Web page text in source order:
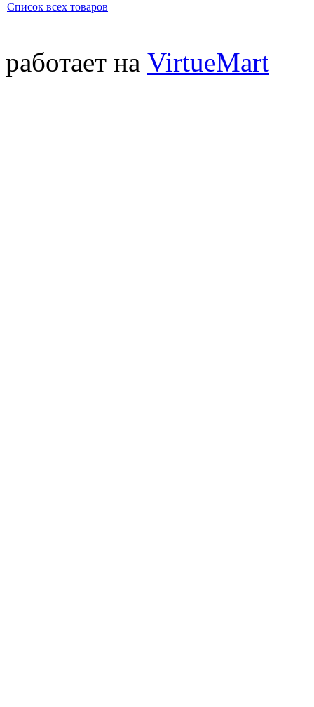
Список всех товаров
работает на VirtueMart